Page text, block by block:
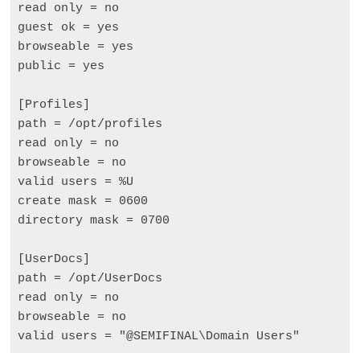
read only = no
guest ok = yes
browseable = yes
public = yes
[Profiles]
path = /opt/profiles
read only = no
browseable = no
valid users = %U
create mask = 0600
directory mask = 0700
[UserDocs]
path = /opt/UserDocs
read only = no
browseable = no
valid users = "@SEMIFINAL\Domain Users"